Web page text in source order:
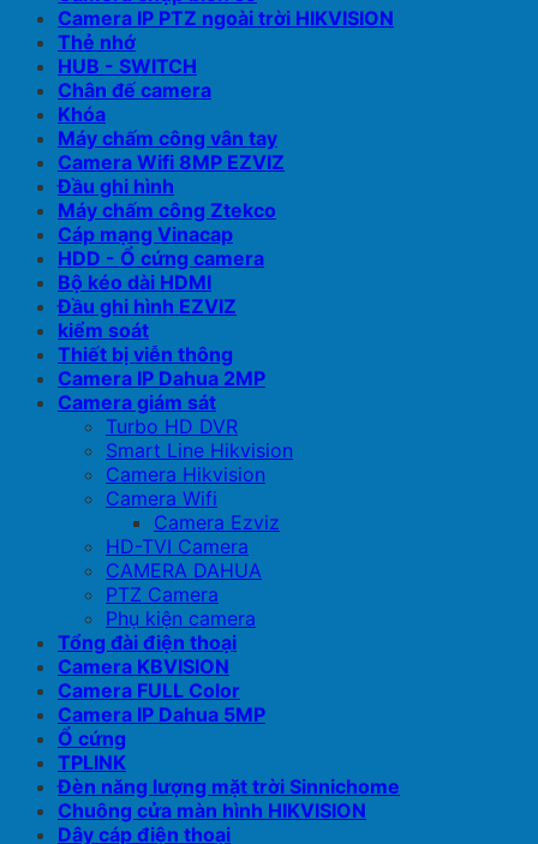
Camera IP PTZ ngoài trời HIKVISION
Thẻ nhớ
HUB - SWITCH
Chân đế camera
Khóa
Máy chấm công vân tay
Camera Wifi 8MP EZVIZ
Đầu ghi hình
Máy chấm công Ztekco
Cáp mạng Vinacap
HDD - Ổ cứng camera
Bộ kéo dài HDMI
Đầu ghi hình EZVIZ
kiểm soát
Thiết bị viễn thông
Camera IP Dahua 2MP
Camera giám sát
Turbo HD DVR
Smart Line Hikvision
Camera Hikvision
Camera Wifi
Camera Ezviz
HD-TVI Camera
CAMERA DAHUA
PTZ Camera
Phụ kiện camera
Tổng đài điện thoại
Camera KBVISION
Camera FULL Color
Camera IP Dahua 5MP
Ổ cứng
TPLINK
Đèn năng lượng mặt trời Sinnichome
Chuông cửa màn hình HIKVISION
Dây cáp điện thoại